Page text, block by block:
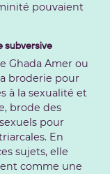
pouvaient
subversive
Ghada Amer ou
broderie pour
à la sexualité et
brode des
pour
En
sujets, elle
comme une